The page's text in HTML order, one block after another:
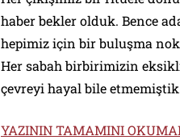
haber bekler olduk. Bence
hepimiz için bir buluşma
Her sabah birbirimizin
çevreyi hayal bile
YAZININ TAMAMINI